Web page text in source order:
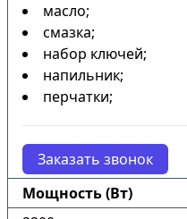
масло;
смазка;
набор ключей;
напильник;
перчатки;
Заказать звонок
Мощность (Вт)